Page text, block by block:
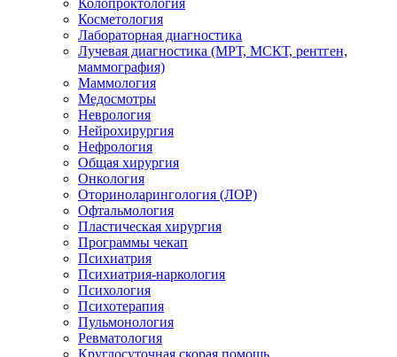
Колопроктология
Косметология
Лабораторная диагностика
Лучевая диагностика (МРТ, МСКТ, рентген,
маммография)
Маммология
Медосмотры
Неврология
Нейрохирургия
Нефрология
Общая хирургия
Онкология
Оториноларингология (ЛОР)
Офтальмология
Пластическая хирургия
Программы чекап
Психиатрия
Психиатрия-наркология
Психология
Психотерапия
Пульмонология
Ревматология
Круглосуточная скорая помощь